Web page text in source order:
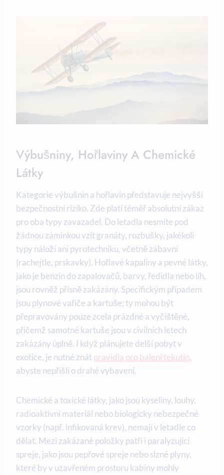
Výbušniny, Hořlaviny A Chemické
Látky
Kategorie výbušnin a hořlavin představuje nejvyšší
bezpečnostní riziko. Zde platí téměř absolutní zákaz
pro oba typy zavazadel. Do letadla nesmíte pod
žádnou záminkou vzít granáty, rozbušky, jakékoli
typy náloží ani pyrotechniku, včetně zábavní
(rachejtle, prskavky). Hořlavé kapaliny a pevné látky,
jako je benzín do zapalovačů, barvy, ředidla nebo líh,
jsou rovněž přísně zakázány. Specifickým případem
jsou plynové vařiče a kartuše; ty mohou být
přepravovány pouze zcela prázdné a vyčištěné,
přičemž samotné kartuše jsou v civilních letech
zakázány úplně. I když plánujete delší pobyt v
exotice, je nutné znátpravidla pro balení tekutin,
abyste nepřišli o drahé vybavení.
Chemické a toxické látky, jako jsou kyseliny, louhy,
radioaktivní materiál nebo biologicky nebezpečné
vzorky (např. infikovaná krev), nemají v letadle co
dělat. Mezi zakázané položky patří i paralyzující
spreje, jako jsou pepřové spreje nebo slzné plyny,
které by v uzavřeném prostoru kabiny mohly